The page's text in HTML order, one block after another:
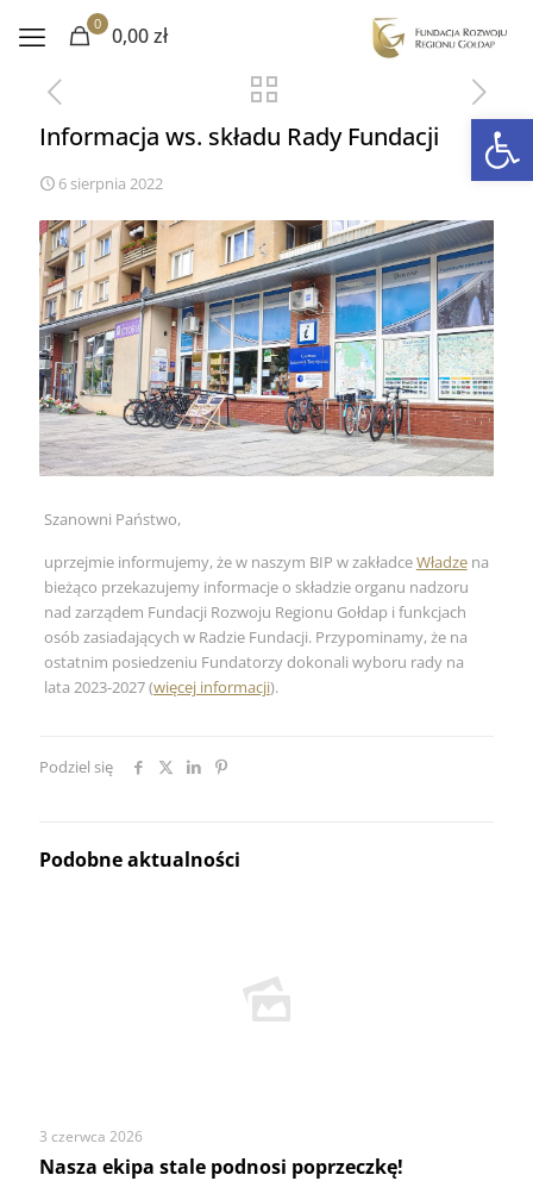
0 0,00 zł
Informacja ws. składu Rady Fundacji
6 sierpnia 2022
Szanowni Państwo,
uprzejmie informujemy, że w naszym BIP w zakładceWładzena
bieżąco przekazujemy informacje o składzie organu nadzoru
nad zarządem Fundacji Rozwoju Regionu Gołdap i funkcjach
osób zasiadających w Radzie Fundacji. Przypominamy, że na
ostatnim posiedzeniu Fundatorzy dokonali wyboru rady na
lata 2023-2027 (więcej informacji).
Podziel się
Podobne aktualności
3 czerwca 2026
Nasza ekipa stale podnosi poprzeczkę!